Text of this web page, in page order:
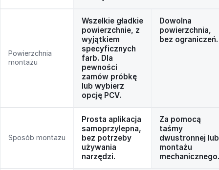
Powierzchnia
montażu
Wszelkie gładkie
powierzchnie, z
wyjątkiem
specyficznych
farb. Dla
pewności
zamów próbkę
lub wybierz
opcję PCV.
Dowolna
powierzchnia,
bez ograniczeń.
Sposób montażu
Prosta aplikacja
samoprzylepna,
bez potrzeby
używania
narzędzi.
Za pomocą
taśmy
dwustronnej lub
montażu
mechanicznego.